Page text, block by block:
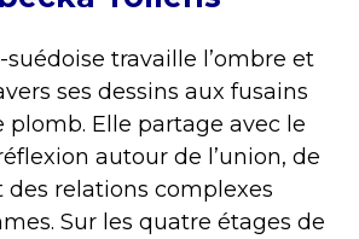
suédoise travaille l’ombre et
ses dessins aux fusains
plomb. Elle partage avec le
autour de l’union, de
des relations complexes
Sur les quatre étages de